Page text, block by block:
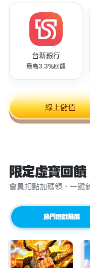
台新銀行
最高3.3%回饋
線上儲值
限定虛寶回饋
會員扣點加碼領、一鍵
熱門遊戲推薦